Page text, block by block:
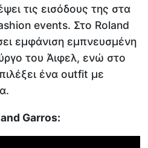
τις εισόδους της στα
events. Στο Roland
εμφάνιση εμπνευσμένη
του Άιφελ, ενώ στο
ένα outfit με
Garros: